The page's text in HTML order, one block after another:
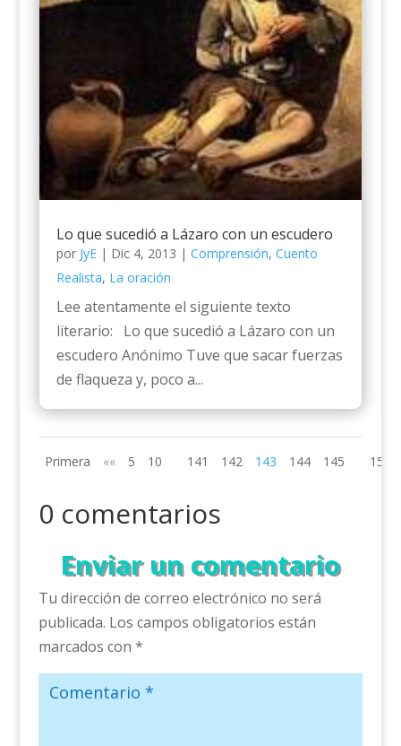
Lo que sucedió a Lázaro con un escudero
por JyE| Dic 4, 2013 | Comprensión, Cuento
Realista, La oración
Lee atentamente el siguiente texto
literario: Lo que sucedió a Lázaro con un
escudero Anónimo Tuve que sacar fuerzas
de flaqueza y, poco a...
Primera «« 5 10 141 142 143 144 145 150
0 comentarios
Enviar un comentario
Tu dirección de correo electrónico no será
publicada. Los campos obligatorios están
marcados con *